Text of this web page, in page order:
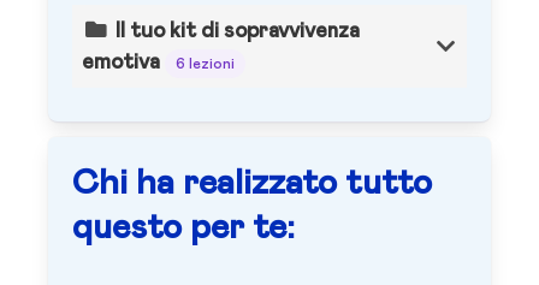
Il tuo kit di sopravvivenza
emotiva
6 lezioni
Chi ha realizzato tutto
questo per te: